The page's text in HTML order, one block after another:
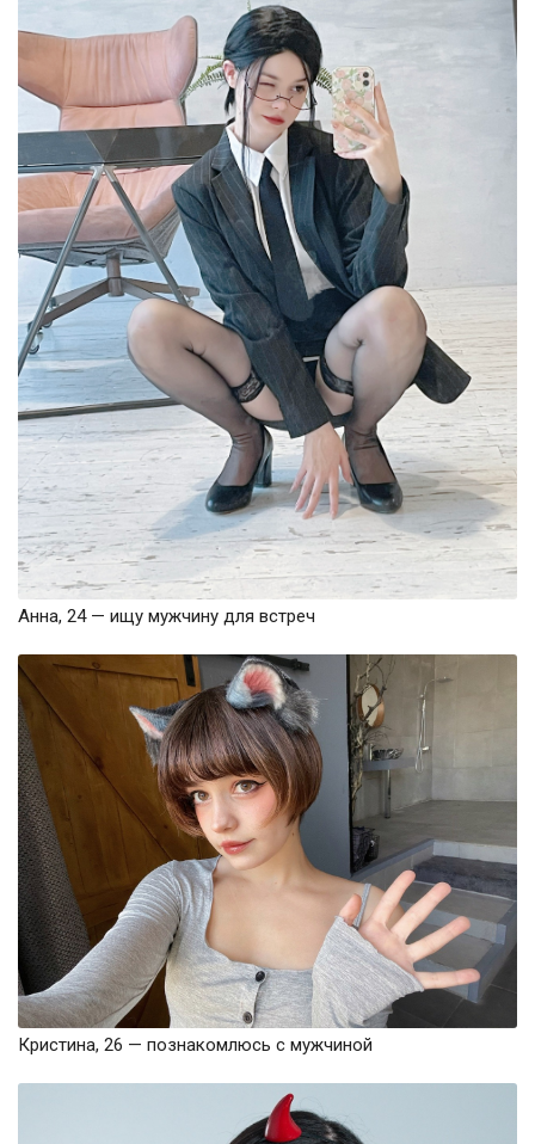
Анна, 24 — ищу мужчину для встреч
Кристина, 26 — познакомлюсь с мужчиной